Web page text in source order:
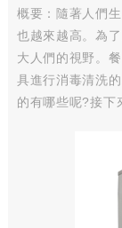
概要：隨著人們
也越來越高。為
大人們的視野。
具進行消毒清洗
的有哪些呢?接下